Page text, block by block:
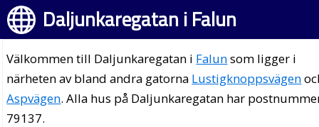
Daljunkaregatan i Falun
Välkommen till Daljunkaregatan i Falunsom ligger i
närheten av bland andra gatorna Lustigknoppsvägen
Aspvägen. Alla hus på Daljunkaregatan har
79137.